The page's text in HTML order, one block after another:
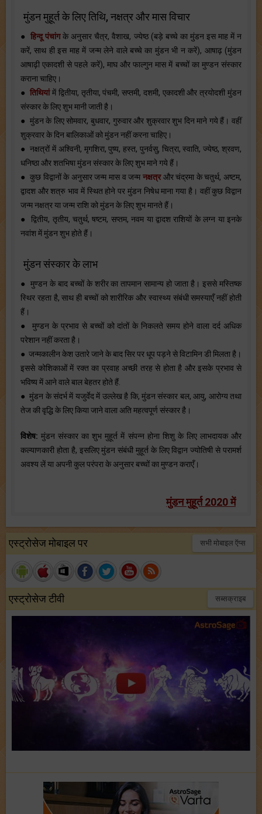
मुंडन मुहूर्त के लिए तिथि, नक्षत्र और मास विचार
●हिन्दू पंचांगके अनुसार चैत्र, वैशाख, ज्येष्ठ (बड़े बच्चे का मुंडन इस माह में न
करें, साथ ही इस माह में जन्म लेने वाले बच्चे का मुंडन भी न करें), आषाढ़ (मुंडन
आषाढ़ी एकादशी से पहले करें), माघ और फाल्गुन मास में बच्चों का मुण्डन संस्कार
कराना चाहिए।
●तिथियांमें द्वितीया, तृतीया, पंचमी, सप्तमी, दशमी, एकादशी और त्रयोदशी मुंडन
संस्कार के लिए शुभ मानी जाती है।
● मुंडन के लिए सोमवार, बुधवार, गुरुवार और शुक्रवार शुभ दिन माने गये हैं। वहीं
शुक्रवार के दिन बालिकाओं को मुंडन नहीं करना चाहिए।
● नक्षत्रों में अश्विनी, मृगशिरा, पुष्य, हस्त, पुनर्वसु, चित्रा, स्वाति, ज्येष्ठ, श्रवण,
धनिष्ठा और शतभिषा मुंडन संस्कार के लिए शुभ माने गये हैं।
● कुछ विद्वानों के अनुसार जन्म मास व जन्म नक्षत्रऔर चंद्रमा के चतुर्थ, अष्टम,
द्वादश और शत्रु भाव में स्थित होने पर मुंडन निषेध माना गया है। वहीं कुछ विद्वान
जन्म नक्षत्र या जन्म राशि को मुंडन के लिए शुभ मानते हैं।
● द्वितीय, तृतीय, चतुर्थ, षष्टम, सप्तम, नवम या द्वादश राशियों के लग्न या इनके
नवांश में मुंडन शुभ होते हैं।
मुंडन संस्कार के लाभ
● मुण्डन के बाद बच्चों के शरीर का तापमान सामान्य हो जाता है। इससे मस्तिष्क
स्थिर रहता है, साथ ही बच्चों को शारीरिक और स्वास्थ्य संबंधी समस्याएँ नहीं होती
हैं।
● मुण्डन के प्रभाव से बच्चों को दांतों के निकलते समय होने वाला दर्द अधिक
परेशान नहीं करता है।
● जन्मकालीन केश उतारे जाने के बाद सिर पर धूप पड़ने से विटामिन डी मिलता है।
इससे कोशिकाओं में रक्त का प्रवाह अच्छी तरह से होता है और इसके प्रभाव से
भविष्य में आने वाले बाल बेहतर होते हैं.
● मुंडन के संदर्भ में यजुर्वेद में उल्लेख है कि, मुंडन संस्कार बल, आयु, आरोग्य तथा
तेज की वृद्धि के लिए किया जाने वाला अति महत्वपूर्ण संस्कार है।
विशेष:मुंडन संस्कार का शुभ मुहूर्त में संपन्न होना शिशु के लिए लाभदायक और
कल्याणकारी होता है, इसलिए मुंडन संबंधी मुहूर्त के लिए विद्वान ज्योतिषी से परामर्श
अवश्य लें या अपनी कुल परंपरा के अनुसार बच्चों का मुण्डन कराएँ।
मुंडन मुहूर्त 2020 में
एस्ट्रोसेज मोबाइल पर सभी मोबाइल ऍप्स
एस्ट्रोसेज टीवी सब्सक्राइब